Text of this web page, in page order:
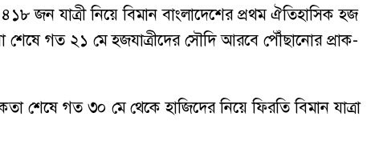
জন যাত্রী নিয়ে বিমান বাংলাদেশের প্রথম ঐতিহাসিক হজ
শেষে গত ২১ মে হজযাত্রীদের সৌদি আরবে পৌঁছানোর প্রাক-
শেষে গত ৩০ মে থেকে হাজিদের নিয়ে ফিরতি বিমান যাত্রা